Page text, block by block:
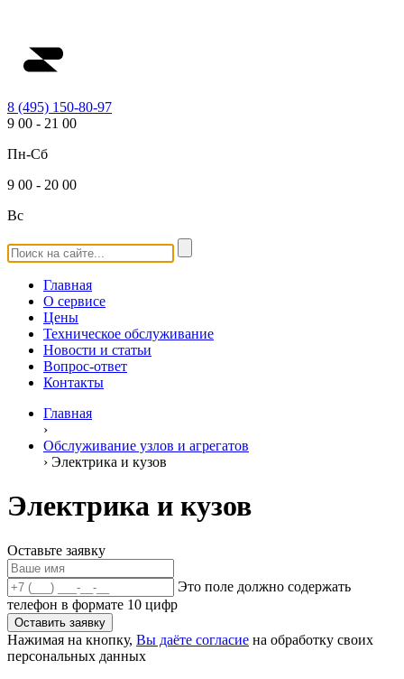
8 (495) 150-80-97
9 00 - 21 00
Пн-Сб
9 00 - 20 00
Вс
Главная
О сервисе
Цены
Техническое обслуживание
Новости и статьи
Вопрос-ответ
Контакты
Главная
›
Обслуживание узлов и агрегатов
› Электрика и кузов
Электрика и кузов
Оставьте заявку
Это поле должно содержать
телефон в формате 10 цифр
Оставить заявку
Нажимая на кнопку, Вы даёте согласие на обработку своих
персональных данных